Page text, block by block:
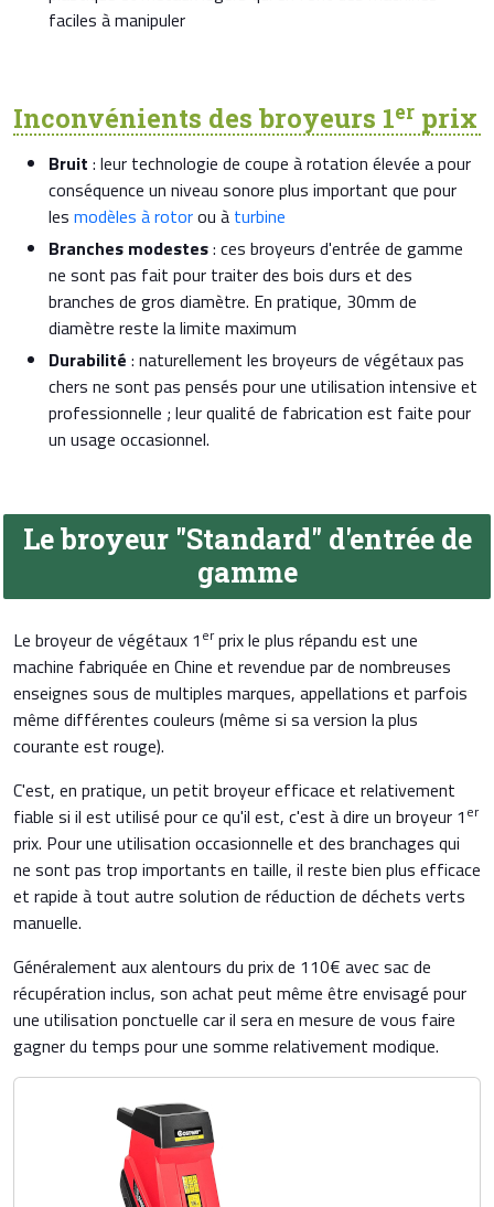
faciles à manipuler
Inconvénients des broyeurs 1er prix
Bruit : leur technologie de coupe à rotation élevée a pour
conséquence un niveau sonore plus important que pour
les modèles à rotorou à turbine
Branches modestes: ces broyeurs d'entrée de gamme
ne sont pas fait pour traiter des bois durs et des
branches de gros diamètre. En pratique, 30mm de
diamètre reste la limite maximum
Durabilité : naturellement les broyeurs de végétaux pas
chers ne sont pas pensés pour une utilisation intensive et
professionnelle ; leur qualité de fabrication est faite pour
un usage occasionnel.
Le broyeur "Standard" d'entrée de
gamme
Le broyeur de végétaux 1 erprix le plus répandu est une
machine fabriquée en Chine et revendue par de nombreuses
enseignes sous de multiples marques, appellations et parfois
même différentes couleurs (même si sa version la plus
courante est rouge).
C'est, en pratique, un petit broyeur efficace et relativement
fiable si il est utilisé pour ce qu'il est, c'est à dire un broyeur 1 er
prix. Pour une utilisation occasionnelle et des branchages qui
ne sont pas trop importants en taille, il reste bien plus efficace
et rapide à tout autre solution de réduction de déchets verts
manuelle.
Généralement aux alentours du prix de 110€ avec sac de
récupération inclus, son achat peut même être envisagé pour
une utilisation ponctuelle car il sera en mesure de vous faire
gagner du temps pour une somme relativement modique.